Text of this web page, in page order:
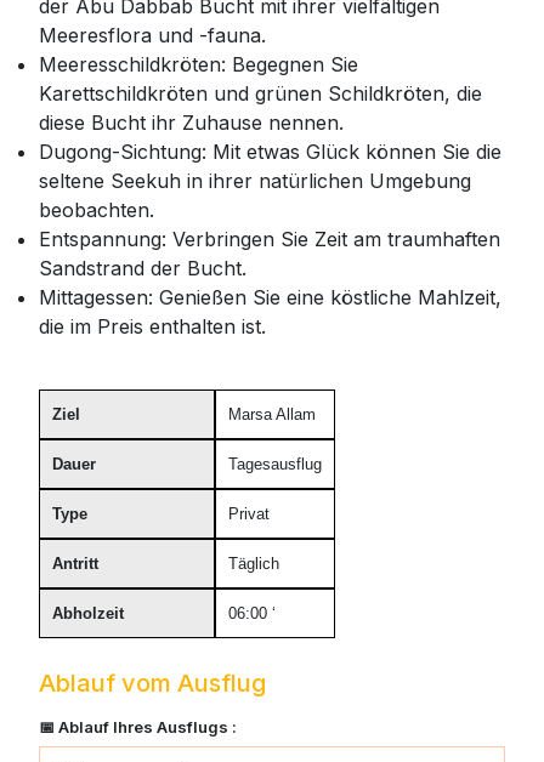
der Abu Dabbab Bucht mit ihrer vielfältigen
Meeresflora und -fauna.
Meeresschildkröten: Begegnen Sie
Karettschildkröten und grünen Schildkröten, die
diese Bucht ihr Zuhause nennen.
Dugong-Sichtung: Mit etwas Glück können Sie die
seltene Seekuh in ihrer natürlichen Umgebung
beobachten.
Entspannung: Verbringen Sie Zeit am traumhaften
Sandstrand der Bucht.
Mittagessen: Genießen Sie eine köstliche Mahlzeit,
die im Preis enthalten ist.
Ziel
Dauer
Type
Antritt
Abholzeit
Marsa Allam
Tagesausflug
Privat
Täglich
06:00 ‘
Ablauf vom Ausflug
📅 Ablauf Ihres Ausflugs :